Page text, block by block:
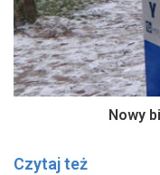
Nowy
Czytaj też